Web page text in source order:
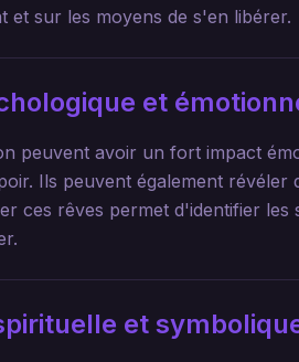
et sur les moyens de s'en libérer.
et
peuvent avoir un fort impact
Ils peuvent également
ces rêves permet d'identifier
et